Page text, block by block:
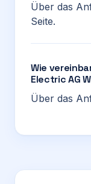
Über das
Seite.
Wie
Electric AG
Über das